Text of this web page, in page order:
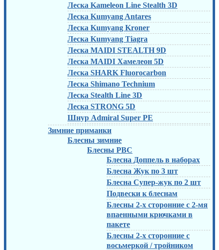
Леска Kameleon Line Stealth 3D
Леска Kumyang Antares
Леска Kumyang Kroner
Леска Kumyang Tiagra
Леска MAIDI STEALTH 9D
Леска MAIDI Хамелеон 5D
Леска SHARK Fluorocarbon
Леска Shimano Technium
Леска Stealth Line 3D
Леска STRONG 5D
Шнур Admiral Super PE
Зимние приманки
Блесны зимние
Блесны РВС
Блесна Доппель в наборах
Блесна Жук по 3 шт
Блесна Супер-жук по 2 шт
Подвески к блеснам
Блесны 2-х сторонние с 2-мя
впаенными крючками в
пакете
Блесны 2-х сторонние с
восьмеркой / тройником